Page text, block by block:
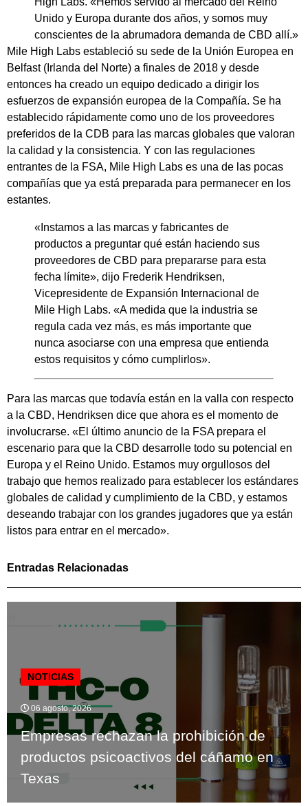
Unido y Europa durante dos años, y somos muy
conscientes de la abrumadora demanda de CBD allí.»
Mile High Labs estableció su sede de la Unión Europea en
Belfast (Irlanda del Norte) a finales de 2018 y desde
entonces ha creado un equipo dedicado a dirigir los
esfuerzos de expansión europea de la Compañía. Se ha
establecido rápidamente como uno de los proveedores
preferidos de la CDB para las marcas globales que valoran
la calidad y la consistencia. Y con las regulaciones
entrantes de la FSA, Mile High Labs es una de las pocas
compañías que ya está preparada para permanecer en los
estantes.
«Instamos a las marcas y fabricantes de
productos a preguntar qué están haciendo sus
proveedores de CBD para prepararse para esta
fecha límite», dijo Frederik Hendriksen,
Vicepresidente de Expansión Internacional de
Mile High Labs. «A medida que la industria se
regula cada vez más, es más importante que
nunca asociarse con una empresa que entienda
estos requisitos y cómo cumplirlos».
Para las marcas que todavía están en la valla con respecto
a la CBD, Hendriksen dice que ahora es el momento de
involucrarse. «El último anuncio de la FSA prepara el
escenario para que la CBD desarrolle todo su potencial en
Europa y el Reino Unido. Estamos muy orgullosos del
trabajo que hemos realizado para establecer los estándares
globales de calidad y cumplimiento de la CBD, y estamos
deseando trabajar con los grandes jugadores que ya están
listos para entrar en el mercado».
Entradas Relacionadas
NOTICIAS
06 agosto, 2026
Empresas rechazan la prohibición de
productos psicoactivos del cáñamo en
Texas